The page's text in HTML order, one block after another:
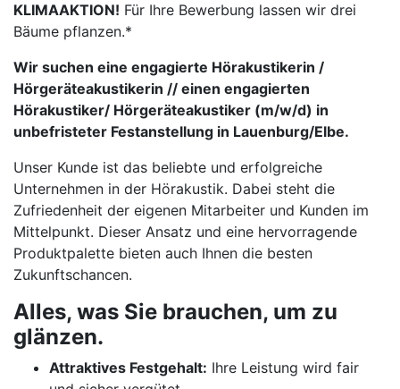
KLIMAAKTION! Für Ihre Bewerbung lassen wir drei
Bäume pflanzen.*
Wir suchen eine engagierte Hörakustikerin /
Hörgeräteakustikerin // einen engagierten
Hörakustiker/ Hörgeräteakustiker (m/w/d) in
unbefristeter Festanstellung in Lauenburg/Elbe.
Unser Kunde ist das beliebte und erfolgreiche
Unternehmen in der Hörakustik. Dabei steht die
Zufriedenheit der eigenen Mitarbeiter und Kunden im
Mittelpunkt. Dieser Ansatz und eine hervorragende
Produktpalette bieten auch Ihnen die besten
Zukunftschancen.
Alles, was Sie brauchen, um zu
glänzen.
Attraktives Festgehalt: Ihre Leistung wird fair